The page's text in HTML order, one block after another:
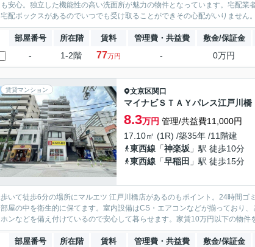
も安心。独立した機能性の高い洗面所が魅力の物件となっています。宅配
宅配ボックスがあるのでいつでも受け取ることができその心配がいりません
部屋番号 所在階 賃料 管理費・共益費 敷金/保証金
- 1-2階 77万円 - 0万円
賃貸マンション 文京区関口
マイナビＳＴＡＹパレス江戸川橋
8.3万円 管理/共益費11,000円
17.10㎡ (1R) /築35年 /11階建
東西線 「神楽坂 」駅 徒歩10分
東西線 「早稲田 」駅 徒歩15分
歩いて徒歩6分の場所にマルエツ 江戸川橋店があるのもポイント。24時間
部屋の中を衛生的に保てます。室内設備はCS・エアコンなどが揃っており
ホンなどを備え付けているので安心して暮らせます。家賃10万円以下の物
部屋番号 所在階 賃料 管理費・共益費 敷金/保証金